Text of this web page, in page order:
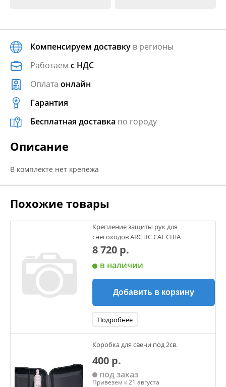
Компенсируем доставку в регионы
Работаем с НДС
Оплата онлайн
Гарантия
Бесплатная доставка по городу
Описание
В комплекте нет крепежа
Похожие товары
Крепление защиты рук для
снегоходов ARCTIC CAT США
8 720 р.
в наличии
Добавить в корзину
Подробнее
Коробка для свечи под 2св.
400 р.
под заказ
Привезем к 21 августа